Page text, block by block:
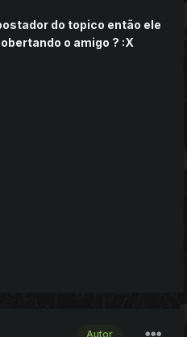
do topico então ele
o amigo ? :X
Autor